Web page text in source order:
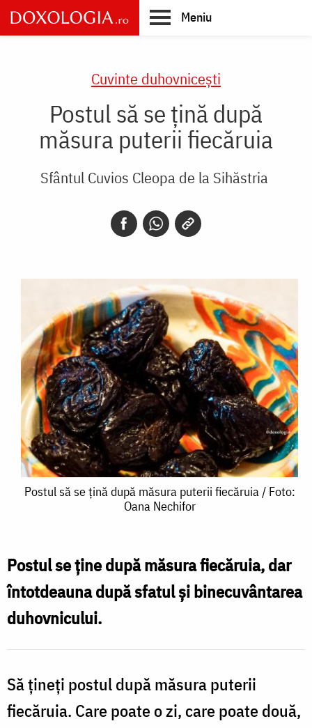
Skip
to
main
Meniu
Cuvinte duhovnicești
Postul să se țină după
măsura puterii fiecăruia
Sfântul Cuvios Cleopa de la Sihăstria
Postul
țină
după
măsura
/
Foto:
Postul să se țină după măsura puterii fiecăruia / Foto:
Oana Nechifor
Postul se ține după măsura fiecăruia, dar
întotdeauna după sfatul și binecuvântarea
duhovnicului.
Să țineți postul după măsura puterii
fiecăruia. Care poate o zi, care poate două,